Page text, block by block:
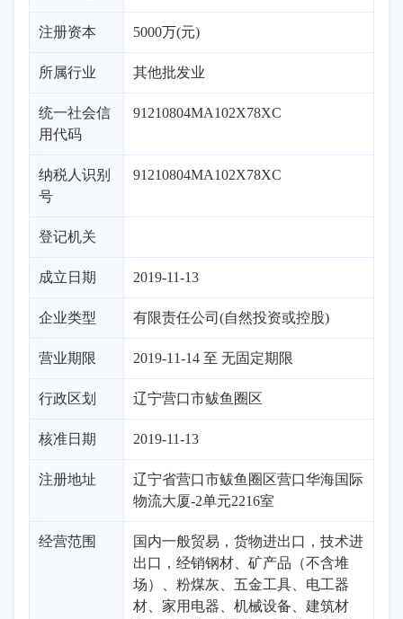
注册资本 5000万(元)
所属行业 其他批发业
统一社会信
用代码
91210804MA102X78XC
纳税人识别
号
91210804MA102X78XC
登记机关
成立日期 2019-11-13
企业类型 有限责任公司(自然投资或控股)
营业期限 2019-11-14 至 无固定期限
行政区划 辽宁营口市鲅鱼圈区
核准日期 2019-11-13
注册地址
辽宁省营口市鲅鱼圈区营口华海国际
物流大厦-2单元2216室
经营范围
国内一般贸易，货物进出口，技术进
出口，经销钢材、矿产品（不含堆
场）、粉煤灰、五金工具、电工器
材、家用电器、机械设备、建筑材